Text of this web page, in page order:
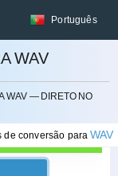
Português
WAV
WAV — DIRETO NO
de conversão paraWAV